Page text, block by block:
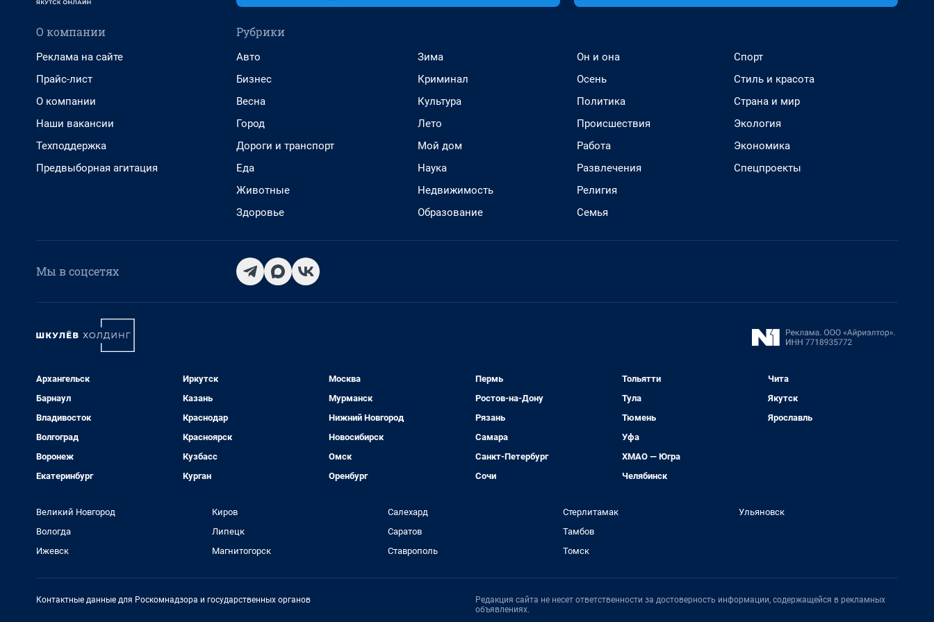
О компании
Реклама на сайте
Прайс-лист
О компании
Наши вакансии
Техподдержка
Предвыборная агитация
Рубрики
Авто
Бизнес
Весна
Город
Дороги и транспорт
Еда
Животные
Здоровье
Зима
Криминал
Культура
Лето
Мой дом
Наука
Недвижимость
Образование
Он и она
Осень
Политика
Происшествия
Работа
Развлечения
Религия
Семья
Спорт
Стиль и красота
Страна и мир
Экология
Экономика
Спецпроекты
Мы в соцсетях
Архангельск
Барнаул
Владивосток
Волгоград
Воронеж
Екатеринбург
Иркутск
Казань
Краснодар
Красноярск
Кузбасс
Курган
Москва
Мурманск
Нижний Новгород
Новосибирск
Омск
Оренбург
Пермь
Ростов-на-Дону
Рязань
Самара
Санкт-Петербург
Сочи
Тольятти
Тула
Тюмень
Уфа
ХМАО — Югра
Челябинск
Чита
Якутск
Ярославль
Великий Новгород
Вологда
Ижевск
Киров
Липецк
Магнитогорск
Салехард
Саратов
Ставрополь
Стерлитамак
Тамбов
Томск
Ульяновск
Контактные данные для Роскомнадзора и государственных органов
Редакция сайта не несет ответственности за достоверность информации, содержащейся в рекламных
объявлениях.